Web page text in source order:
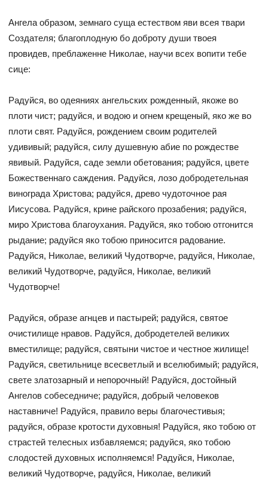
Ангела образом, земнаго суща естеством яви всея твари
Создателя; благоплодную бо доброту души твоея
провидев, преблаженне Николае, научи всех вопити тебе
сице:
Радуйся, во одеяниях ангельских рожденный, якоже во
плоти чист; радуйся, и водою и огнем крещеный, яко же во
плоти свят. Радуйся, рождением своим родителей
удививый; радуйся, силу душевную абие по рождестве
явивый. Радуйся, саде земли обетования; радуйся, цвете
Божественнаго саждения. Радуйся, лозо добродетельная
винограда Христова; радуйся, древо чудоточное рая
Иисусова. Радуйся, крине райского прозабения; радуйся,
миро Христова благоухания. Радуйся, яко тобою отгонится
рыдание; радуйся яко тобою приносится радование.
Радуйся, Николае, великий Чудотворче, радуйся, Николае,
великий Чудотворче, радуйся, Николае, великий
Чудотворче!
Радуйся, образе агнцев и пастырей; радуйся, святое
очистилище нравов. Радуйся, добродетелей великих
вместилище; радуйся, святыни чистое и честное жилище!
Радуйся, светильнице всесветлый и вселюбимый; радуйся,
свете златозарный и непорочный! Радуйся, достойный
Ангелов собеседниче; радуйся, добрый человеков
наставниче! Радуйся, правило веры благочестивыя;
радуйся, образе кротости духовныя! Радуйся, яко тобою от
страстей телесных избавляемся; радуйся, яко тобою
слодостей духовных исполняемся! Радуйся, Николае,
великий Чудотворче, радуйся, Николае, великий